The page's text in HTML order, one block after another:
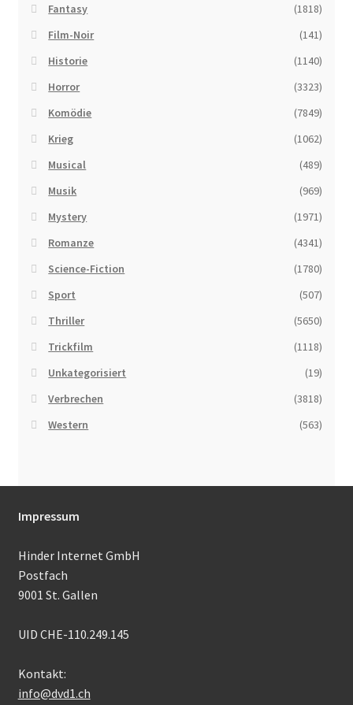
Fantasy
(1818)
Film-Noir
(141)
Historie
(1140)
Horror
(3323)
Komödie
(7849)
Krieg
(1062)
Musical
(489)
Musik
(969)
Mystery
(1971)
Romanze
(4341)
Science-Fiction
(1780)
Sport
(507)
Thriller
(5650)
Trickfilm
(1118)
Unkategorisiert
(19)
Verbrechen
(3818)
Western
(563)
Impressum
Hinder Internet GmbH
Postfach
9001 St. Gallen
UID CHE-110.249.145
Kontakt:
info@dvd1.ch